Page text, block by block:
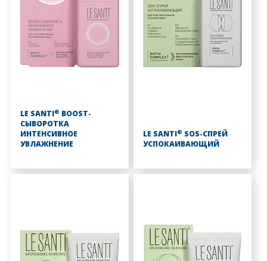
LE SANTI® BOOST-
СЫВОРОТКА
ИНТЕНСИВНОЕ
УВЛАЖНЕНИЕ
LE SANTI® SOS-СПРЕЙ
УСПОКАИВАЮЩИЙ